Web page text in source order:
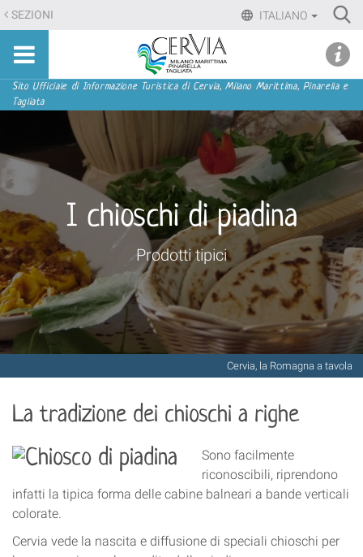
Salta
ai
contenuti.
Salta
alla
navigazione
ITALIANO
SEZIONI
Sito
turistico
ufficiale
Marittima,
Pinarella,
Tagliata
Sezioni
Sito Ufficiale di Informazione Turistica di Cervia, Milano Marittima, Pinarella e
Tagliata
Cervia, la Romagna a tavola
I chioschi di piadina
Prodotti tipici
La tradizione dei chioschi a righe
Sono facilmente
riconoscibili, riprendono
infatti la tipica forma delle cabine balneari a bande verticali
colorate.
Cervia vede la nascita e diffusione di speciali chioschi per
menu